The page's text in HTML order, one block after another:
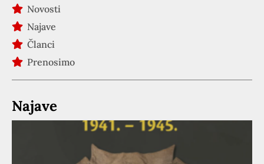
Novosti
Najave
Članci
Prenosimo
Najave